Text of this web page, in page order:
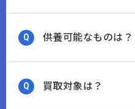
供養可能なものは？
買取対象は？